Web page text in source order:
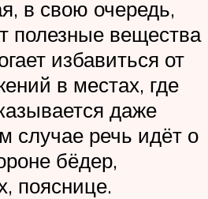
в свою очередь,
полезные вещества
избавиться от
в местах, где
даже
случае речь идёт о
бёдер,
пояснице.